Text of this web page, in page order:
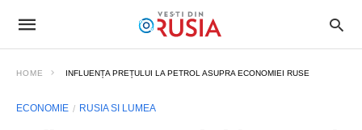
HOME INFLUENȚA PREȚULUI LA PETROL ASUPRA ECONOMIEI RUSE
ECONOMIE RUSIA SI LUMEA